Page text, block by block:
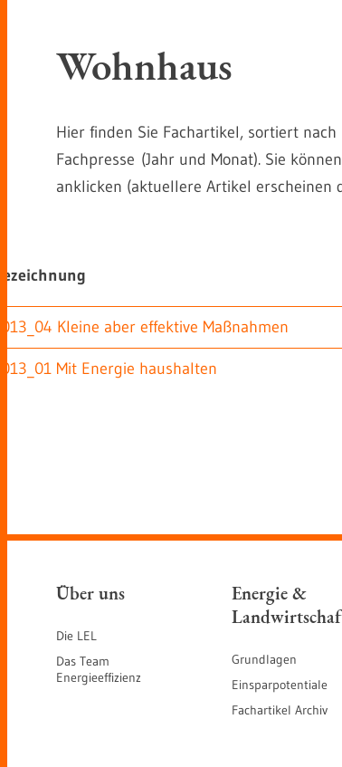
Wohnhaus
Hier finden Sie Fachartikel, sortiert
Fachpresse (Jahr und Monat). Sie
anklicken (aktuellere Artikel erscheinen
Kleine aber effektive Maßnahmen
Mit Energie haushalten
Über uns
Die LEL
Das Team
Energieeffizienz
Energie &
Grundlagen
Einsparpotentiale
Fachartikel Archiv